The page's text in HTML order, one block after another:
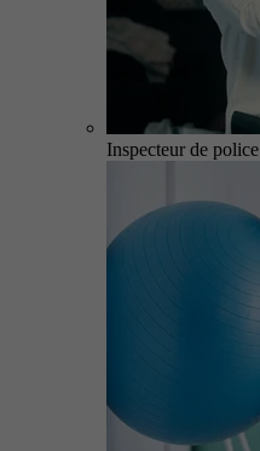
Inspecteur de police